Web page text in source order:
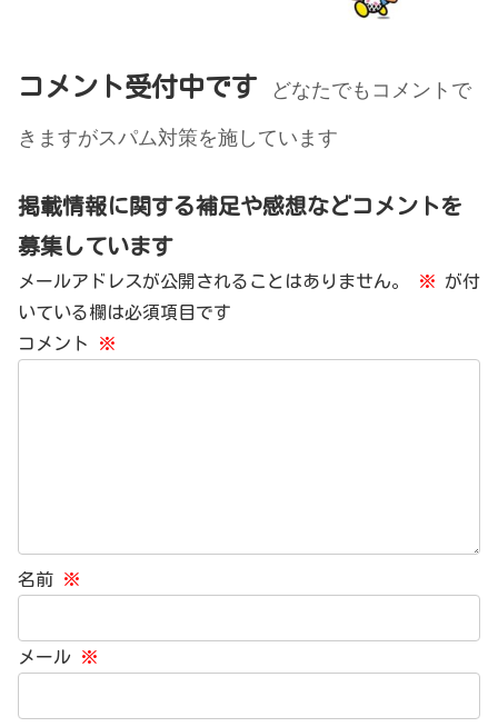
コメント受付中です
どなたでもコメントで
きますがスパム対策を施しています
掲載情報に関する補足や感想などコメントを
募集しています
メールアドレスが公開されることはありません。 ※ が付
いている欄は必須項目です
コメント
※
名前 ※
メール ※